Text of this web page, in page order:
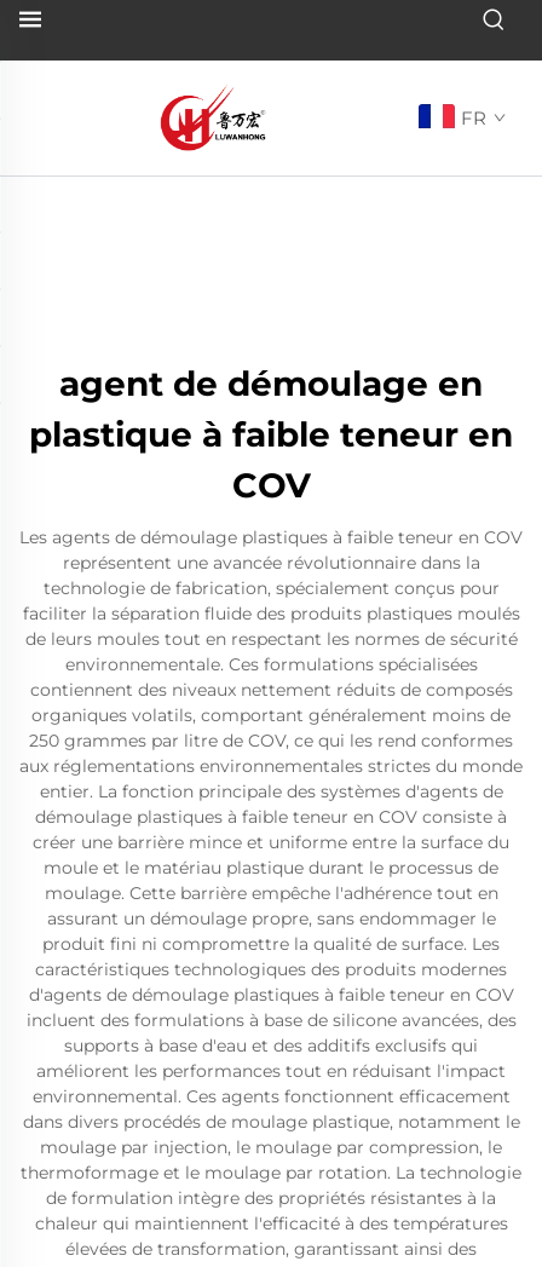
FR
agent de démoulage en
plastique à faible teneur en
COV
Les agents de démoulage plastiques à faible teneur en COV
représentent une avancée révolutionnaire dans la
technologie de fabrication, spécialement conçus pour
faciliter la séparation fluide des produits plastiques moulés
de leurs moules tout en respectant les normes de sécurité
environnementale. Ces formulations spécialisées
contiennent des niveaux nettement réduits de composés
organiques volatils, comportant généralement moins de
250 grammes par litre de COV, ce qui les rend conformes
aux réglementations environnementales strictes du monde
entier. La fonction principale des systèmes d'agents de
démoulage plastiques à faible teneur en COV consiste à
créer une barrière mince et uniforme entre la surface du
moule et le matériau plastique durant le processus de
moulage. Cette barrière empêche l'adhérence tout en
assurant un démoulage propre, sans endommager le
produit fini ni compromettre la qualité de surface. Les
caractéristiques technologiques des produits modernes
d'agents de démoulage plastiques à faible teneur en COV
incluent des formulations à base de silicone avancées, des
supports à base d'eau et des additifs exclusifs qui
améliorent les performances tout en réduisant l'impact
environnemental. Ces agents fonctionnent efficacement
dans divers procédés de moulage plastique, notamment le
moulage par injection, le moulage par compression, le
thermoformage et le moulage par rotation. La technologie
de formulation intègre des propriétés résistantes à la
chaleur qui maintiennent l'efficacité à des températures
élevées de transformation, garantissant ainsi des